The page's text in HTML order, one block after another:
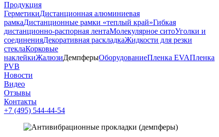
Продукция
ГерметикиДистанционная алюминиевая
рамкаДистанционные рамки «теплый край»Гибкая
дистанционно-распорная лентаМолекулярное ситоУголки и
соединенияДекоративная раскладкаЖидкости для резки
стеклаКорковые
наклейкиЖалюзиДемпферыОборудованиеПленка EVAПленка
PVB
Новости
Видео
Отзывы
Контакты
+7 (495) 544-44-54